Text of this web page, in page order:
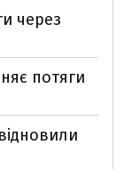
через
потяги